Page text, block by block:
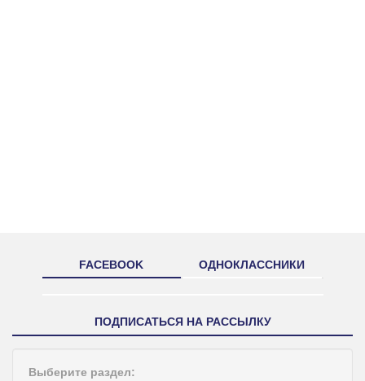
FACEBOOK ОДНОКЛАССНИКИ
ПОДПИСАТЬСЯ НА РАССЫЛКУ
Выберите раздел: